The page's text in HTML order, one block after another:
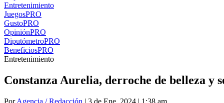
Entretenimiento
JuegosPRO
GustoPRO
OpiniónPRO
DiputómetroPRO
BeneficiosPRO
Entretenimiento
Constanza Aurelia, derroche de belleza y
PorAgencia / Redacción | 3 de Ene. 2024 | 1:38 am